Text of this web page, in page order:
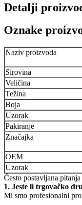
Detalji
Oznake
Naziv proizvoda
Sirovina
Veličina
Težina
Boja
Uzorak
Pakiranje
Značajka
OEM
Uzorak
Često postavljana pitanja
1. Jeste li trgovačko
Mi smo profesionalni